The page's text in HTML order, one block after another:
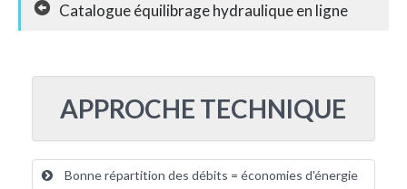
Catalogue équilibrage hydraulique en ligne
APPROCHE TECHNIQUE
Bonne répartition des débits = économies d'énergie